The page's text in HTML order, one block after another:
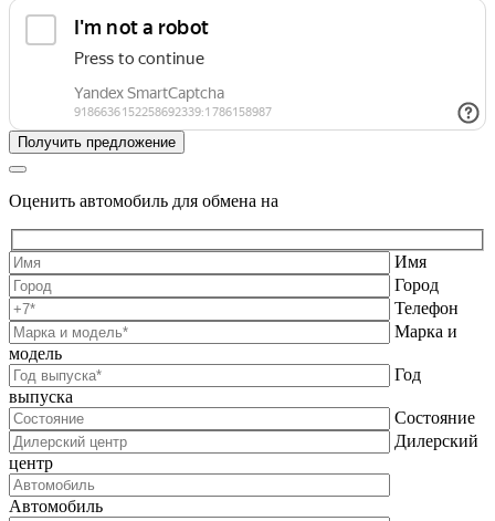
Оценить автомобиль для обмена на
Имя
Город
Телефон
Марка и
модель
Год
выпуска
Состояние
Дилерский
центр
Автомобиль